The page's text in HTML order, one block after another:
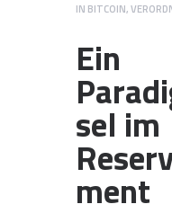
IN BITCOIN,
Ein
sel im
ment